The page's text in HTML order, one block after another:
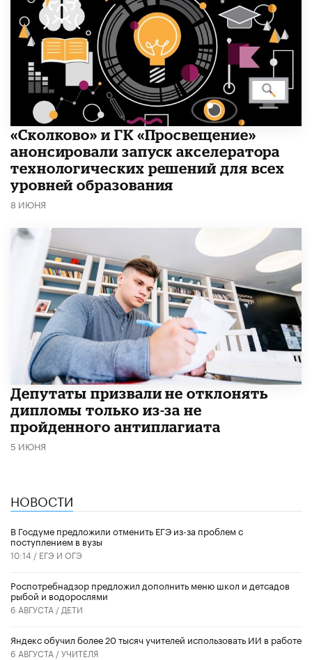
«Сколково» и ГК «Просвещение»
анонсировали запуск акселератора
технологических решений для всех
уровней образования
8 ИЮНЯ
Депутаты призвали не отклонять
дипломы только из-за не
пройденного антиплагиата
5 ИЮНЯ
НОВОСТИ
В Госдуме предложили отменить ЕГЭ из-за проблем с
поступлением в вузы
10:14 / ЕГЭ И ОГЭ
Роспотребнадзор предложил дополнить меню школ и детсадов
рыбой и водорослями
6 АВГУСТА / ДЕТИ
​Яндекс обучил более 20 тысяч учителей использовать ИИ в работе
6 АВГУСТА /УЧИТЕЛЯ